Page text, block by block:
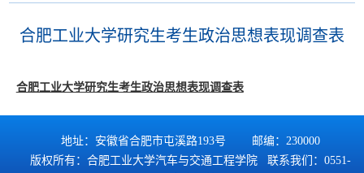
合肥工业大学研究生考生政治思想表现调查表
合肥工业大学研究生考生政治思想表现调查表
地址：安徽省合肥市屯溪路193号 邮编：230000
版权所有：合肥工业大学汽车与交通工程学院 联系我们：0551-